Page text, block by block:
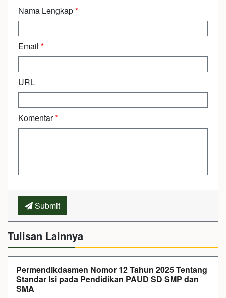
Nama Lengkap*
Email *
URL
Komentar*
Submit
Tulisan Lainnya
Permendikdasmen Nomor 12 Tahun 2025 Tentang
Standar Isi pada Pendidikan PAUD SD SMP dan
SMA